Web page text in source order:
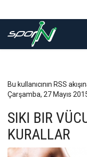
Bu kullanıcının RSS
Çarşamba, 27 Mayıs
SIKI BIR
KURALLAR